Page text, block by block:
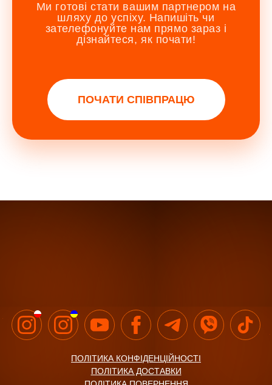
Ми готові стати вашим партнером на
шляху до успіху. Напишіть чи
зателефонуйте нам прямо зараз і
дізнайтеся, як почати!
ПОЧАТИ СПІВПРАЦЮ
ПОЛІТИКА КОНФІДЕНЦІЙНОСТІ
ПОЛІТИКА ДОСТАВКИ